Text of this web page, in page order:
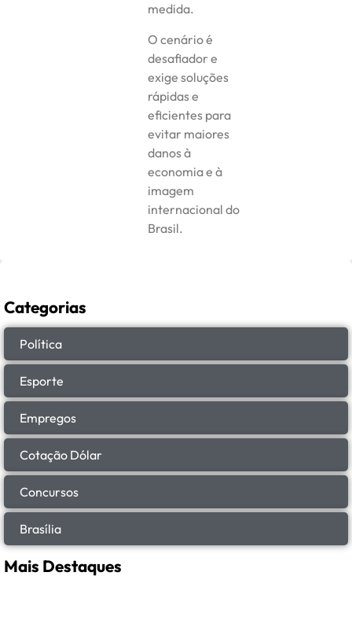
medida.
O cenário é
desafiador e
exige soluções
rápidas e
eficientes para
evitar maiores
danos à
economia e à
imagem
internacional do
Brasil.
Categorias
Política
Esporte
Empregos
Cotação Dólar
Concursos
Brasília
Mais Destaques